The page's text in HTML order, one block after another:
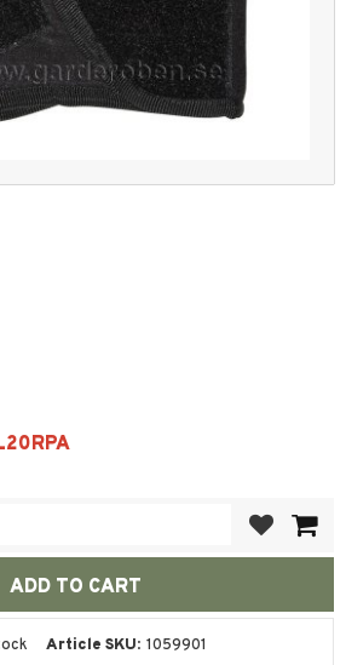
Article SKU 1059901